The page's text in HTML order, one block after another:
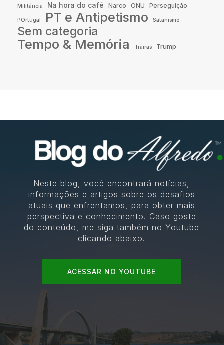
Militância
Na hora do café Narco ONU Perseguição
POrtugal PT e Antipetismo Satanismo
Sem categoria
Tempo & Memória Traíras Trump
Neste blog, você encontrará notícias,
informações e artigos sobre os desafios
atuais que enfrentamos, para obter mais
perspectiva e conhecimento. Caso goste
do conteúdo, me siga também no Youtube
clicando abaixo.
ACESSAR NO YOUTUBE